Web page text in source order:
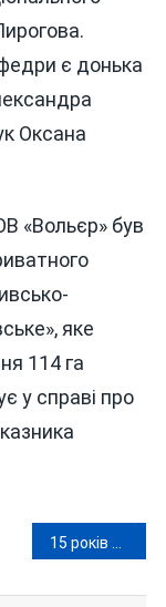
є донька
Оксана
«Вольєр» був
яке
114 га
у справі про